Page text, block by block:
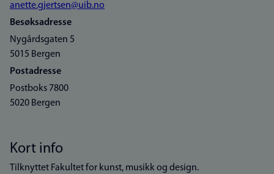
anette.gjertsen@uib.no
Besøksadresse
Nygårdsgaten 5
5015 Bergen
Postadresse
Postboks 7800
5020 Bergen
Kort info
Tilknyttet Fakultet for kunst, musikk og design.